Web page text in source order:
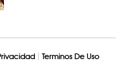
Terminos De Uso